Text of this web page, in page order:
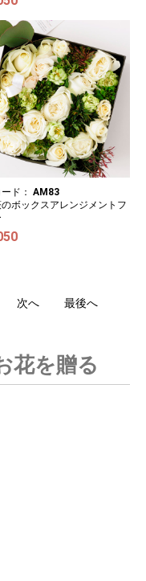
ド： AM83
ボックスアレンジメントフ
次へ 最後へ
花を贈る